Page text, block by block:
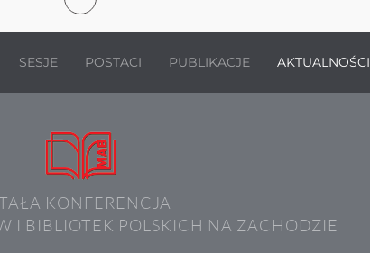
SESJE POSTACI PUBLIKACJE AKTUALNOŚCI
KONFERENCJA
I BIBLIOTEK POLSKICH NA ZACHODZIE